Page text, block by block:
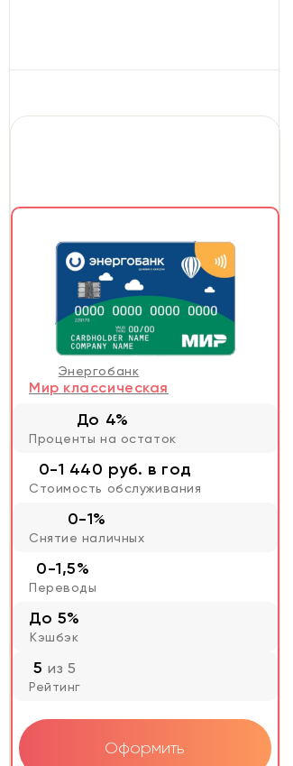
Энергобанк
Мир классическая
До 4%
Проценты на остаток
0-1 440 руб. в год
Стоимость обслуживания
0-1%
Снятие наличных
0-1,5%
Переводы
До 5%
Кэшбэк
5из 5
Рейтинг
Оформить